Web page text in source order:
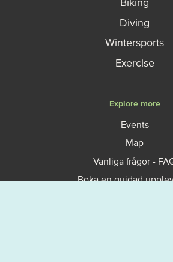
Diving
Wintersports
Exercise
Explore more
Events
Map
Vanliga frågor -
Boka en guidad